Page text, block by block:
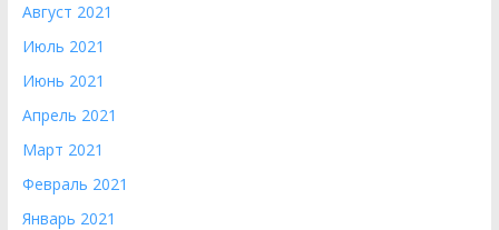
Август 2021
Июль 2021
Июнь 2021
Апрель 2021
Март 2021
Февраль 2021
Январь 2021